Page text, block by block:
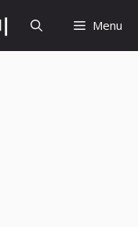
Menu